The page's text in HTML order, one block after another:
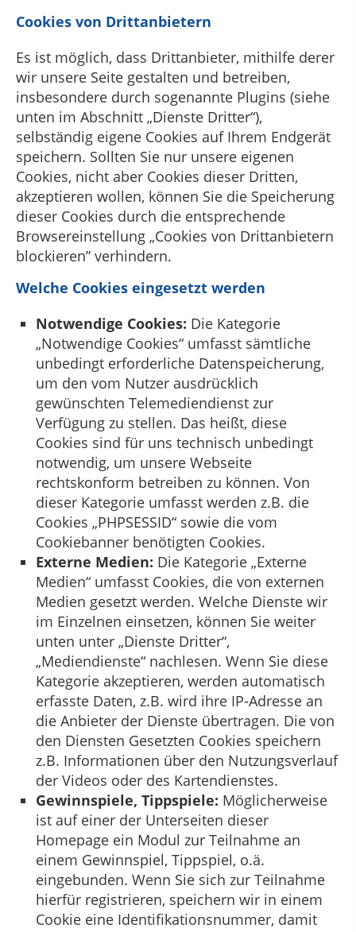
Cookies von Drittanbietern
Es ist möglich, dass Drittanbieter, mithilfe derer
wir unsere Seite gestalten und betreiben,
insbesondere durch sogenannte Plugins (siehe
unten im Abschnitt „Dienste Dritter“),
selbständig eigene Cookies auf Ihrem Endgerät
speichern. Sollten Sie nur unsere eigenen
Cookies, nicht aber Cookies dieser Dritten,
akzeptieren wollen, können Sie die Speicherung
dieser Cookies durch die entsprechende
Browsereinstellung „Cookies von Drittanbietern
blockieren” verhindern.
Welche Cookies eingesetzt werden
Notwendige Cookies: Die Kategorie
„Notwendige Cookies“ umfasst sämtliche
unbedingt erforderliche Datenspeicherung,
um den vom Nutzer ausdrücklich
gewünschten Telemediendienst zur
Verfügung zu stellen. Das heißt, diese
Cookies sind für uns technisch unbedingt
notwendig, um unsere Webseite
rechtskonform betreiben zu können. Von
dieser Kategorie umfasst werden z.B. die
Cookies „PHPSESSID“ sowie die vom
Cookiebanner benötigten Cookies.
Externe Medien: Die Kategorie „Externe
Medien“ umfasst Cookies, die von externen
Medien gesetzt werden. Welche Dienste wir
im Einzelnen einsetzen, können Sie weiter
unten unter „Dienste Dritter“,
„Mediendienste“ nachlesen. Wenn Sie diese
Kategorie akzeptieren, werden automatisch
erfasste Daten, z.B. wird ihre IP-Adresse an
die Anbieter der Dienste übertragen. Die von
den Diensten Gesetzten Cookies speichern
z.B. Informationen über den Nutzungsverlauf
der Videos oder des Kartendienstes.
Gewinnspiele, Tippspiele: Möglicherweise
ist auf einer der Unterseiten dieser
Homepage ein Modul zur Teilnahme an
einem Gewinnspiel, Tippspiel, o.ä.
eingebunden. Wenn Sie sich zur Teilnahme
hierfür registrieren, speichern wir in einem
Cookie eine Identifikationsnummer, damit